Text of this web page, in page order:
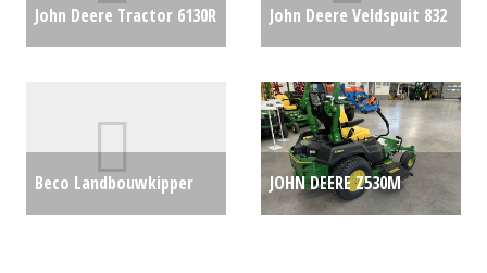
John Deere Tractor 6130R
John Deere Veldspuit 832
Beco Landbouwkipper
JOHN DEERE Z530M